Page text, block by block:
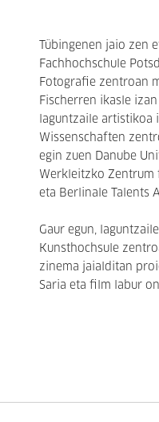
Tübingenen jaio zen
Fachhochschule
Fotografie zentroan
Fischerren ikasle
laguntzaile artistikoa
Wissenschaften
egin zuen Danube
Werkleitzko Zentrum
eta Berlinale Talents
Gaur egun,
Kunsthochsule
zinema jaialditan
Saria eta film labur